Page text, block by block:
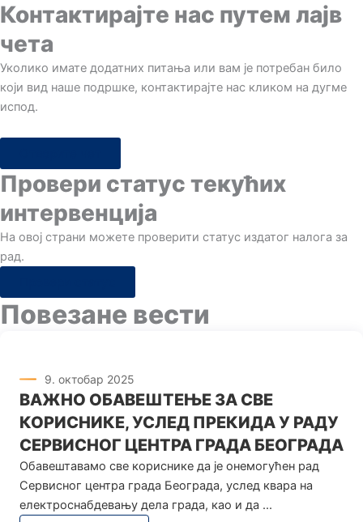
Контактирајте нас путем лајв
чета
Уколико имате додатних питања или вам је потребан било
који вид наше подршке, контактирајте нас кликом на дугме
испод.
Провери статус текућих
интервенција
Hа овој страни можете проверити статус издатог налога за
рад.
Повезане вести
9. октобар 2025
ВАЖНО ОБАВЕШТЕЊЕ ЗА СВЕ
КОРИСНИКЕ, УСЛЕД ПРЕКИДА У РАДУ
СЕРВИСНОГ ЦЕНТРА ГРАДА БЕОГРАДА
Oбавештавамо све кориснике да је онемогућен рад
Сервисног центра града Београда, услед квара на
електроснабдевању дела града, као и да